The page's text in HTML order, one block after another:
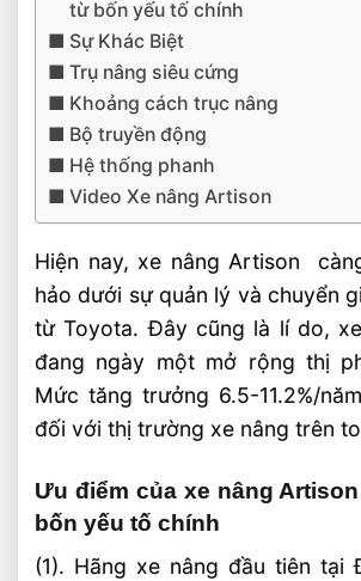
từ bốn yếu tố chính
Sự Khác Biệt
Trụ nâng siêu cứng
Khoảng cách trục nâng
Bộ truyền động
Hệ thống phanh
Video Xe nâng Artison
Hiện nay, xe nâng Artison
hảo dưới sự quản lý và chuyển
từ Toyota. Đây cũng là lí do,
đang ngày một mở rộng thị
Mức tăng trưởng 6.5-11.2%/
đối với thị trường xe nâng trên
Ưu điểm của xe nâng
bốn yếu tố chính
(1). Hãng xe nâng đầu tiên tại